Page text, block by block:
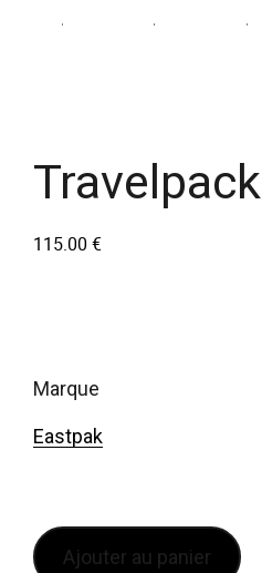
Travelpack
115.00 €
marque
Eastpak
Ajouter au panier